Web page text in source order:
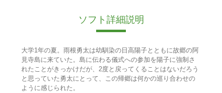
ソフト詳細説明
大学1年の夏。雨根勇太は幼馴染の日高陽子とともに故郷の阿
見寺島に来ていた。島に伝わる儀式への参加を陽子に強制さ
れたことがきっかけだが、2度と戻ってくることはないだろう
と思っていた勇太にとって、この帰郷は何かの巡り合わせの
ように感じられた。